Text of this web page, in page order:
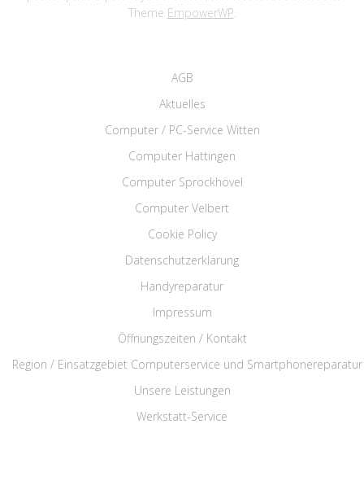
Theme EmpowerWP.
AGB
Aktuelles
Computer / PC-Service Witten
Computer Hattingen
Computer Sprockhövel
Computer Velbert
Cookie Policy
Datenschutzerklärung
Handyreparatur
Impressum
Öffnungszeiten / Kontakt
Region / Einsatzgebiet Computerservice und Smartphonereparatur
Unsere Leistungen
Werkstatt-Service